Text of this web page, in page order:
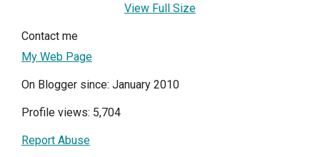
View Full Size
Contact me
My Web Page
On Blogger since: January 2010
Profile views: 5,704
Report Abuse